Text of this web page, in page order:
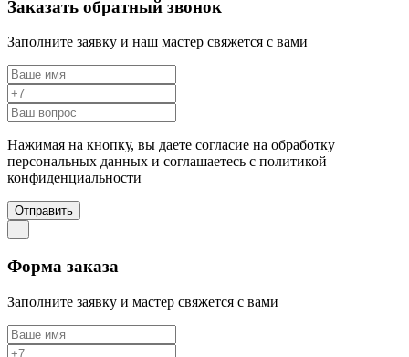
Заказать обратный звонок
Заполните заявку и наш мастер свяжется с вами
Нажимая на кнопку, вы даете согласие на обработку
персональных данных и соглашаетесь c политикой
конфиденциальности
Отправить
Форма заказа
Заполните заявку и мастер свяжется с вами